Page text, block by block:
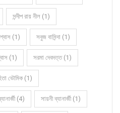
সন্দীপ রায় নীল (1)
(1) সবুজ বাসিন্দা (1)
(1) সরমা দেবদত্ত (1)
ভৌমিক (1)
(4) সায়নী ব্যানার্জী (1)